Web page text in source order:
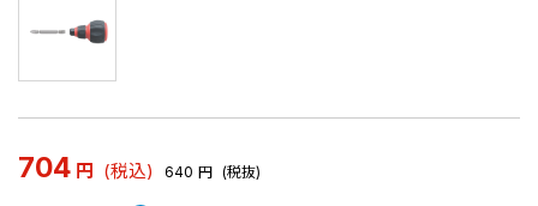
704 円 (税込) 640 円 (税抜)